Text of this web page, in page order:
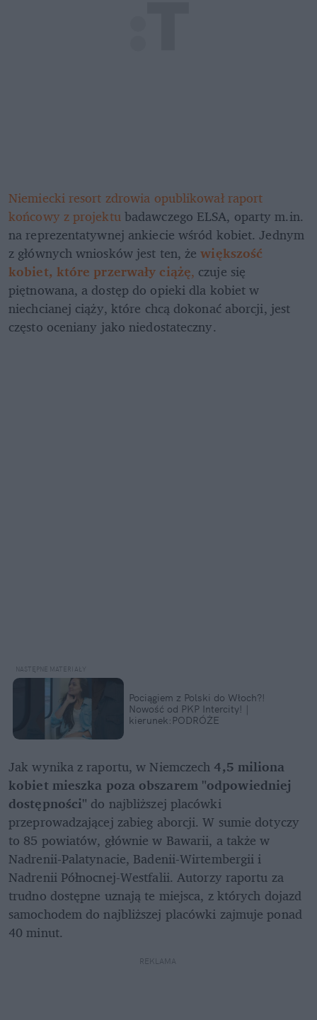
Niemiecki resort zdrowia opublikował raport
końcowy z projektu badawczego ELSA, oparty m.in.
na reprezentatywnej ankiecie wśród kobiet. Jednym
z głównych wniosków jest ten, że większość
kobiet, które przerwały ciążę, czuje się
piętnowana, a dostęp do opieki dla kobiet w
niechcianej ciąży, które chcą dokonać aborcji, jest
często oceniany jako niedostateczny.
Pociągiem z Polski do Włoch?!
Nowość od PKP Intercity! |
kierunek:PODRÓŻE
Jak wynika z raportu, w Niemczech 4,5 miliona
kobiet mieszka poza obszarem "odpowiedniej
dostępności" do najbliższej placówki
przeprowadzającej zabieg aborcji. W sumie dotyczy
to 85 powiatów, głównie w Bawarii, a także w
Nadrenii-Palatynacie, Badenii-Wirtembergii i
Nadrenii Północnej-Westfalii. Autorzy raportu za
trudno dostępne uznają te miejsca, z których dojazd
samochodem do najbliższej placówki zajmuje ponad
40 minut.
REKLAMA